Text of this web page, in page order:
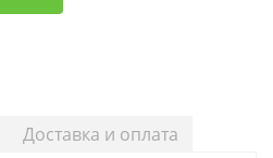
Доставка и оплата